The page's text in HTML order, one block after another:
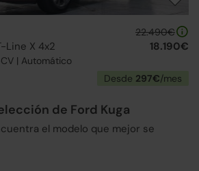
Line X 4x2
| Automático
22.490€
18.190€
Desde 297€/mes
de Ford Kuga
el modelo que mejor se